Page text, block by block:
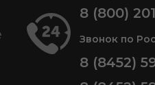
8 (800)
Звонок по
8 (8452)